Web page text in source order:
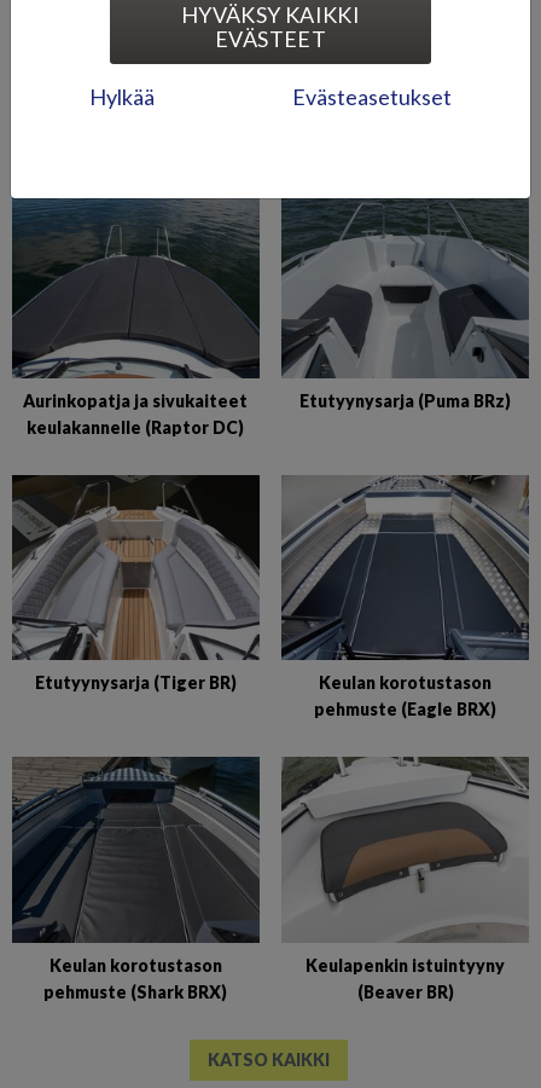
Aurinkopatja ja sivukaiteet
keulakannelle (Raptor DC)
Etutyynysarja (Puma BRz)
Etutyynysarja (Tiger BR)
Keulan korotustason
pehmuste (Eagle BRX)
Keulan korotustason
pehmuste (Shark BRX)
Keulapenkin istuintyyny
(Beaver BR)
KATSO KAIKKI
HYVÄKSY KAIKKI
EVÄSTEET
Hylkää Evästeasetukset